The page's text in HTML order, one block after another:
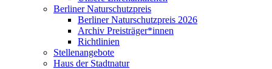
Berliner Naturschutzpreis
Berliner Naturschutzpreis 2026
Archiv Preisträger*innen
Richtlinien
Stellenangebote
Haus der Stadtnatur